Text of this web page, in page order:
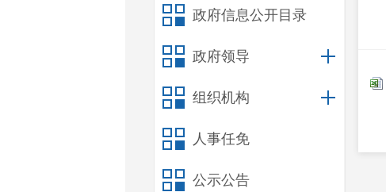
政府信息公开目录
政府领导
组织机构
人事任免
公示公告